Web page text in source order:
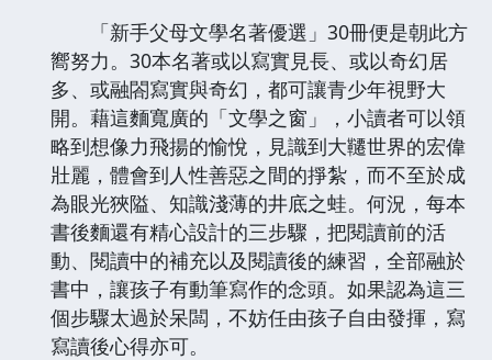
「新手父母文學名著優選」30冊便是朝此方
嚮努力。30本名著或以寫實見長、或以奇幻居
多、或融閤寫實與奇幻，都可讓青少年視野大
開。藉這麵寬廣的「文學之窗」，小讀者可以領
略到想像力飛揚的愉悅，見識到大韆世界的宏偉
壯麗，體會到人性善惡之間的掙紮，而不至於成
為眼光狹隘、知識淺薄的井底之蛙。何況，每本
書後麵還有精心設計的三步驟，把閱讀前的活
動、閱讀中的補充以及閱讀後的練習，全部融於
書中，讓孩子有動筆寫作的念頭。如果認為這三
個步驟太過於呆闆，不妨任由孩子自由發揮，寫
寫讀後心得亦可。